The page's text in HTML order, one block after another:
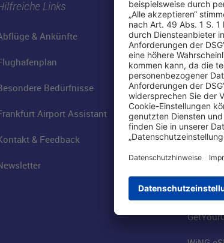
Links
& Ankünfte
Bedürfnisse
Airport Assistant
& Feedback
Online
Online-
FRA
Hotels
Flüge